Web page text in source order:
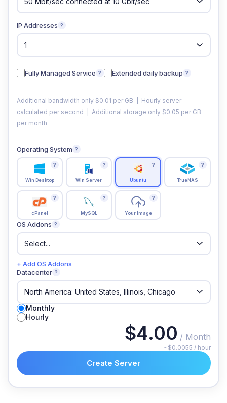
IP Addresses ?
Fully Managed Service ? Extended daily backup ?
Additional bandwidth only $0.01 per GB | Hourly server
calculated per second | Additional storage only $0.05 per GB
per month
Operating System ?
Win Desktop
?
Win Server
?
Ubuntu
?
TrueNAS
?
cPanel
?
MySQL
?
Your Image
?
OS Addons ?
+ Add OS Addons
Datacenter ?
Monthly
Hourly
$4.00 / Month
~$0.0055 / hour
Create Server